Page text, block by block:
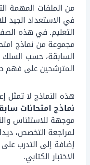
من الملفات المهمة
في الاستعداد الجيد
التعليم. في هذه
مجموعة من نماذج
السابقة، حسب
المترشحين على فهم
هذه النماذج لا تمثل
نماذج امتحانات
موجهة للاستئناس
لمراجعة التخصص،
إضافة إلى التدرب على
الاختبار الكتابي.